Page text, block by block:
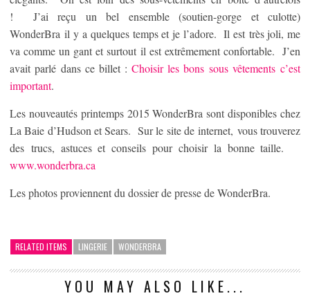
! J’ai reçu un bel ensemble (soutien-gorge et culotte)
WonderBra il y a quelques temps et je l’adore. Il est très joli, me
va comme un gant et surtout il est extrêmement confortable. J’en
avait parlé dans ce billet : Choisir les bons sous vêtements c’est
important.
Les nouveautés printemps 2015 WonderBra sont disponibles chez
La Baie d’Hudson et Sears. Sur le site de internet, vous trouverez
des trucs, astuces et conseils pour choisir la bonne taille.
www.wonderbra.ca
Les photos proviennent du dossier de presse de WonderBra.
RELATED ITEMS LINGERIE WONDERBRA
YOU MAY ALSO LIKE...